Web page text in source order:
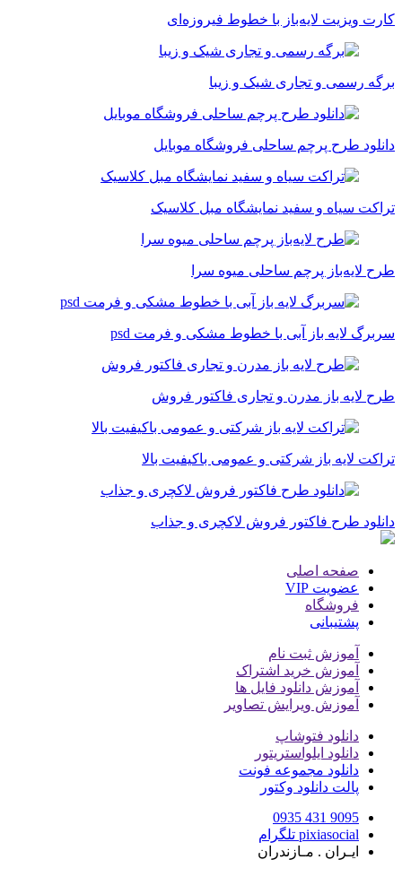
کارت ویزیت لایه‌باز با خطوط فیروزه‌ای
برگه رسمی و تجاری شیک و زیبا
دانلود طرح پرچم ساحلی فروشگاه موبایل
تراکت سیاه و سفید نمایشگاه مبل کلاسیک
طرح لایه‌باز پرچم ساحلی میوه سرا
سربرگ لایه باز آبی با خطوط مشکی و فرمت psd
طرح لایه باز مدرن و تجاری فاکتور فروش
تراکت لایه باز شرکتی و عمومی باکیفیت بالا
دانلود طرح فاکتور فروش لاکچری و جذاب
صفحه اصلی
عضویت VIP
فروشگاه
پشتیبانی
آموزش ثبت نام
آموزش خرید اشتراک
آموزش دانلود فایل ها
آموزش ویرایش تصاویر
دانلود فتوشاپ
دانلود ایلواستریتور
دانلود مجموعه فونت
پالت دانلود وکتور
9095 431 0935
pixiasocial تلگرام
ایـران . مـازندران